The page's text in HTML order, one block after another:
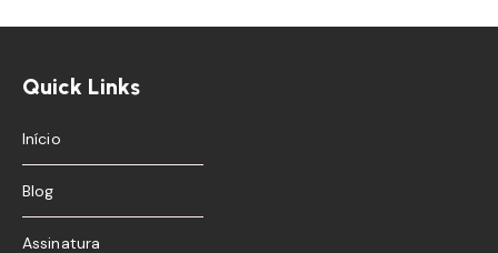
Quick Links
Início
Blog
Assinatura